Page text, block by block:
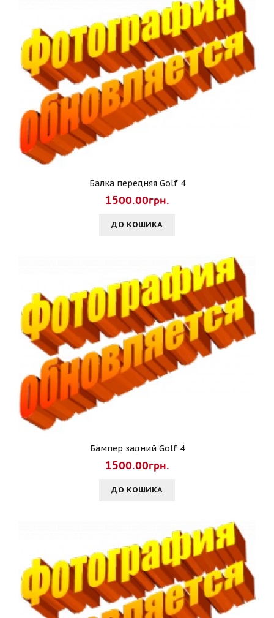
Балка передняя Golf 4
1500.00грн.
ДО КОШИКА
Бампер задний Golf 4
1500.00грн.
ДО КОШИКА